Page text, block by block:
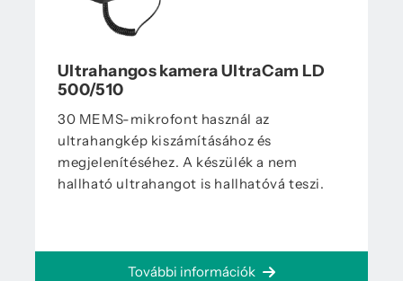
Ultrahangos kamera UltraCam LD
500/510
30 MEMS-mikrofont használ az
ultrahangkép kiszámításához és
megjelenítéséhez. A készülék a nem
hallható ultrahangot is hallhatóvá teszi.
További információk